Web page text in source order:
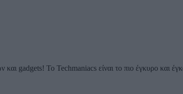
gadgets! Το Techmaniacs είναι το πιο έγκυρο και